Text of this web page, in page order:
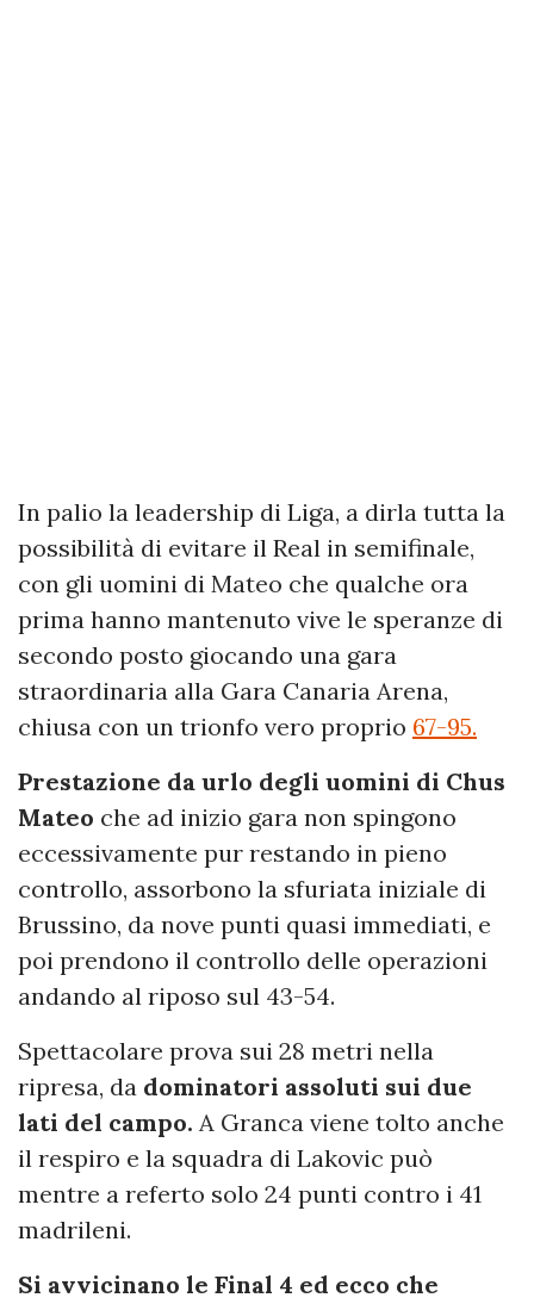
In palio la leadership di Liga, a dirla tutta la
possibilità di evitare il Real in semifinale,
con gli uomini di Mateo che qualche ora
prima hanno mantenuto vive le speranze di
secondo posto giocando una gara
straordinaria alla Gara Canaria Arena,
chiusa con un trionfo vero proprio 67-95.
Prestazione da urlo degli uomini di Chus
Mateo che ad inizio gara non spingono
eccessivamente pur restando in pieno
controllo, assorbono la sfuriata iniziale di
Brussino, da nove punti quasi immediati, e
poi prendono il controllo delle operazioni
andando al riposo sul 43-54.
Spettacolare prova sui 28 metri nella
ripresa, da dominatori assoluti sui due
lati del campo. A Granca viene tolto anche
il respiro e la squadra di Lakovic può
mentre a referto solo 24 punti contro i 41
madrileni.
Si avvicinano le Final 4 ed ecco che